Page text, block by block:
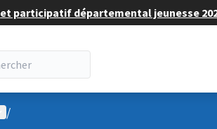
participatif départemental jeunesse
utilisateur
/